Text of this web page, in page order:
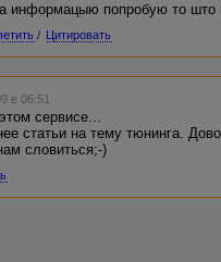
информацыю попробую то што
/ Цитировать
в 06:51
сервисе...
статьи на тему тюнинга.
словиться;-)